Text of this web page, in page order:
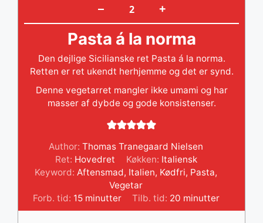
– +
Pasta á la norma
Den dejlige Sicilianske ret Pasta á la norma.
Retten er ret ukendt herhjemme og det er synd.
Denne vegetarret mangler ikke umami og har
masser af dybde og gode konsistenser.
Author:Thomas Tranegaard Nielsen
Ret: Hovedret Køkken: Italiensk
Keyword:Aftensmad, Italien, Kødfri, Pasta,
Vegetar
Forb. tid: 15minutter
minutter Tilb. tid: 20 minutter
minutter